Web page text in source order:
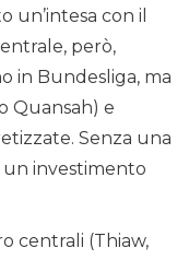
un’intesa con il
però,
in Bundesliga, ma
Quansah) e
Senza una
un investimento
centrali (Thiaw,